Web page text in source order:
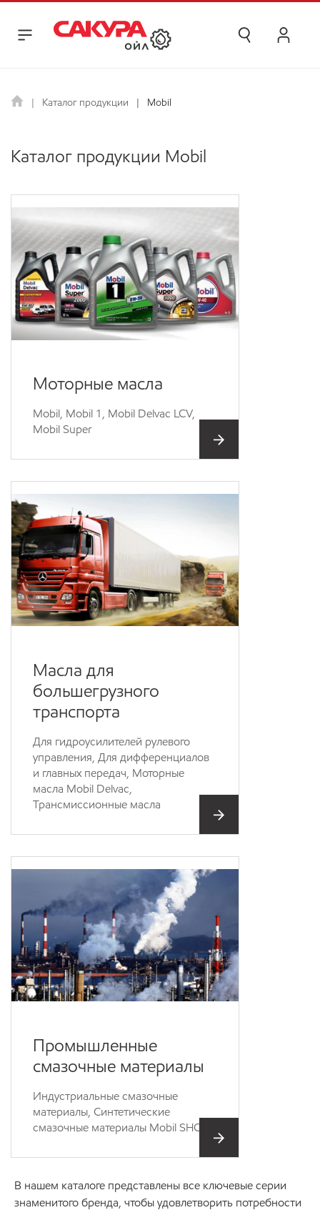
Каталог продукции Mobil
Каталог продукции Mobil
Моторные масла
Mobil, Mobil 1, Mobil Delvac LCV,
Mobil Super
Масла для
большегрузного
транспорта
Для гидроусилителей рулевого
управления, Для дифференциалов
и главных передач, Моторные
масла Mobil Delvac,
Трансмиссионные масла
Промышленные
смазочные материалы
Индустриальные смазочные
материалы, Синтетические
смазочные материалы Mobil SHC
В нашем каталоге представлены все ключевые серии
знаменитого бренда, чтобы удовлетворить потребности